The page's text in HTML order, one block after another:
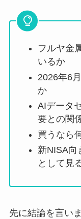
フルヤ金
いるか
2026年6
か
AIデータ
要との関
買うなら
新NISA向
として見
先に結論を言いま